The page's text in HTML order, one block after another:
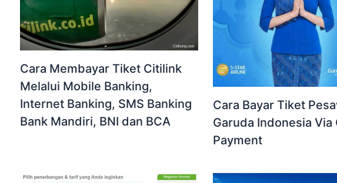
Cara Membayar Tiket Citilink
Melalui Mobile Banking,
Internet Banking, SMS Banking
Bank Mandiri, BNI dan BCA
Cara Bayar Tiket
Garuda Indonesia Via
Payment